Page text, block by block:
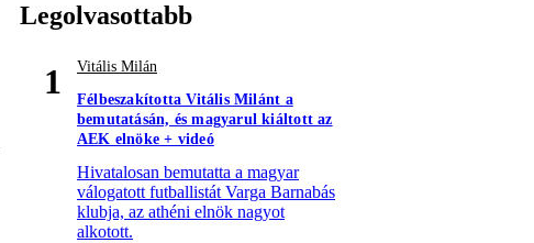
Legolvasottabb
1
Vitális Milán
Félbeszakította Vitális Milánt a
bemutatásán, és magyarul kiáltott az
AEK elnöke + videó
Hivatalosan bemutatta a magyar
válogatott futballistát Varga Barnabás
klubja, az athéni elnök nagyot
alkotott.